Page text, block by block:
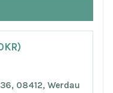
08412, Werdau